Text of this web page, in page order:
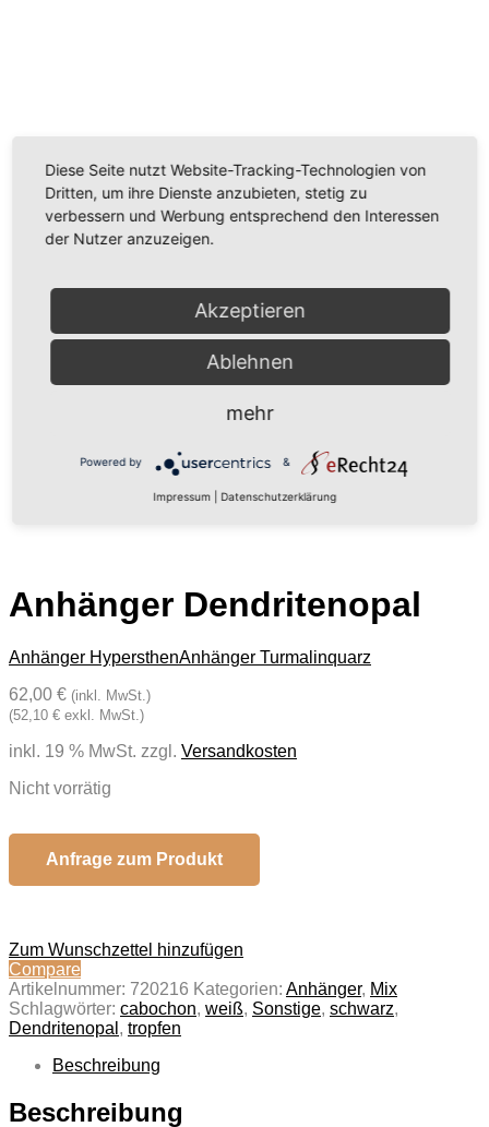
Videoinhalte einzubetten. Dieser Service kann Daten
zu Ihren Aktivitäten sammeln. Bitte lesen Sie die Details
durch und stimmen Sie der Nutzung des Service zu,
um dieses Video anzusehen.
Mehr Informationen
Powered byUsercentrics Consent Management
Platform
Anhänger Dendritenopal
Anhänger HypersthenAnhänger Turmalinquarz
62,00 € (inkl. MwSt.)
(52,10 € exkl. MwSt.)
inkl. 19 % MwSt. zzgl. Versandkosten
Nicht vorrätig
Anfrage zum Produkt
Zum Wunschzettel hinzufügen
Compare
Artikelnummer: 720216 Kategorien: Anhänger, Mix
Schlagwörter: cabochon, weiß, Sonstige, schwarz,
Dendritenopal , tropfen
Beschreibung
Beschreibung
Diese Seite nutzt Website-Tracking-Technologien von
Dritten, um ihre Dienste anzubieten, stetig zu
verbessern und Werbung entsprechend den Interessen
der Nutzer anzuzeigen.
Akzeptieren
Ablehnen
mehr
Powered by &
Impressum Datenschutzerklärung